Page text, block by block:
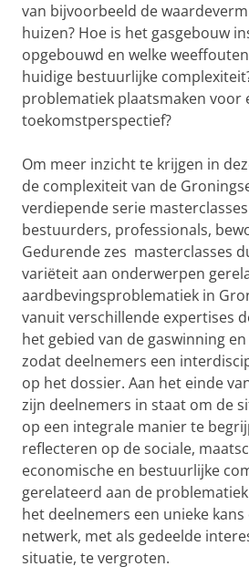
van bijvoorbeeld de
huizen? Hoe is het gasgebouw
opgebouwd en welke
huidige bestuurlijke
problematiek plaatsmaken voor
toekomstperspectief?
Om meer inzicht te krijgen in
de complexiteit van de
verdiepende serie
bestuurders, professionals,
Gedurende zes masterclasses
variëteit aan onderwerpen
aardbevingsproblematiek in
vanuit verschillende expertises
het gebied van de gaswinning
zodat deelnemers een
op het dossier. Aan het einde
zijn deelnemers in staat om de
op een integrale manier te
reflecteren op de sociale,
economische en bestuurlijke
gerelateerd aan de
het deelnemers een unieke
netwerk, met als gedeelde
situatie, te vergroten.